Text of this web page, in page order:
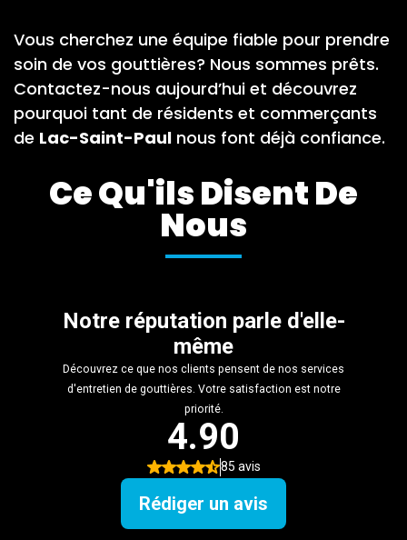
Vous cherchez une équipe fiable pour prendre
soin de vos gouttières? Nous sommes prêts.
Contactez-nous aujourd’hui et découvrez
pourquoi tant de résidents et commerçants
de Lac-Saint-Paul nous font déjà confiance.
Ce Qu'ils Disent De
Nous